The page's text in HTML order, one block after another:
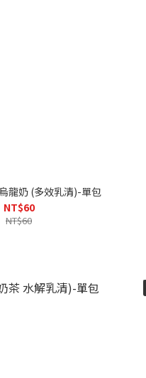
龍奶 (多效乳清)-單包
NT$60
NT$60